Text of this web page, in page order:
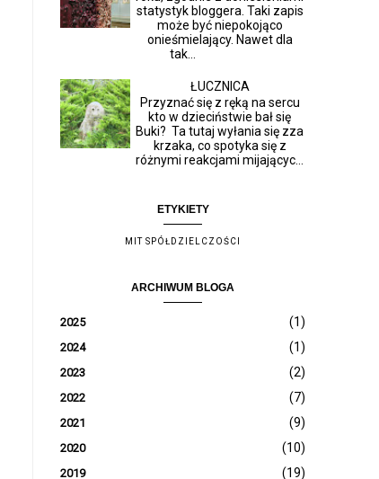
statystyk bloggera. Taki zapis
może być niepokojąco
onieśmielający. Nawet dla
tak...
ŁUCZNICA
Przyznać się z ręką na sercu
kto w dzieciństwie bał się
Buki? Ta tutaj wyłania się zza
krzaka, co spotyka się z
różnymi reakcjami mijającyc...
ETYKIETY
MIT SPÓŁDZIELCZOŚCI
ARCHIWUM BLOGA
2025 (1)
2024 (1)
2023 (2)
2022 (7)
2021 (9)
2020 (10)
2019 (19)